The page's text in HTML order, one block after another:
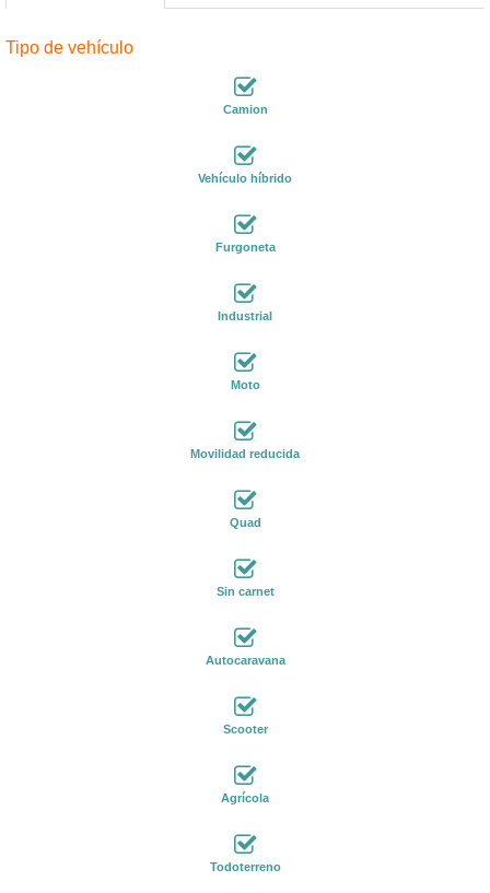
Tipo de vehículo
Camion
Vehículo híbrido
Furgoneta
Industrial
Moto
Movilidad reducida
Quad
Sin carnet
Autocaravana
Scooter
Agrícola
Todoterreno